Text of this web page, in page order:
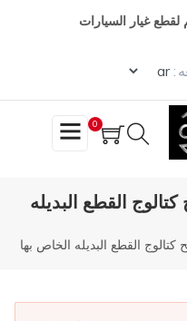
لقطع غيار السيارات
:
Select your
0
القطع البديله
القطع البديله الخاص بها